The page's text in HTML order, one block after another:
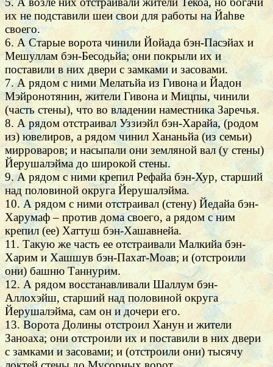
их не подставили шеи свои для работы на Йаhве
своего.
6. А Старые ворота чинили Йойада бэн-Пасэйах и
Мешуллам бэн-Бесодьйа; они покрыли их и
поставили в них двери с замками и засовами.
7. А рядом с ними Мелатьйа из Гивона и Йадон
Мэйронотянин, жители Гивона и Мицпы, чинили
(часть стены), что во владении наместника Заречья.
8. А рядом отстраивал Уззиэйл бэн-Харайа, (родом
из) ювелиров, а рядом чинил Хананьйа (из семьи)
мирроваров; и насыпали они земляной вал (у стены)
Йерушалэйма до широкой стены.
9. А рядом с ними крепил Рефайа бэн-Хур, старший
над половиной округа Йерушалэйма.
10. А рядом с ними отстраивал (стену) Йедайа бэн-
Харумаф – против дома своего, а рядом с ним
крепил (ее) Хаттуш бэн-Хашавнейа.
11. Такую же часть ее отстраивали Малкийа бэн-
Харим и Хашшув бэн-Пахат-Моав; и (отстроили
они) башню Таннурим.
12. А рядом восстанавливали Шаллум бэн-
Аллохэйш, старший над половиной округа
Йерушалэйма, сам он и дочери его.
13. Ворота Долины отстроил Ханун и жители
Заноаха; они отстроили их и поставили в них двери
с замками и засовами; и (отстроили они) тысячу